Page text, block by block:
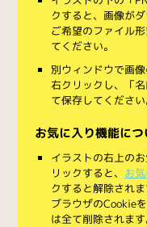
クすると、画像が
ご希望のファイル
てください。
別ウィンドウで画
右クリックし、「
て保存してください
お気に入り機能につ
イラストの右上の
リックすると、 お
クすると解除されま
ブラウザのCookie
は全て削除されます